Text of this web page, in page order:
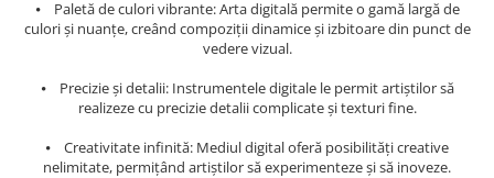
⦁ Paletă de culori vibrante: Arta digitală permite o gamă largă de
culori și nuanțe, creând compoziții dinamice și izbitoare din punct de
vedere vizual.
⦁ Precizie și detalii: Instrumentele digitale le permit artiștilor să
realizeze cu precizie detalii complicate și texturi fine.
⦁ Creativitate infinită: Mediul digital oferă posibilități creative
nelimitate, permițând artiștilor să experimenteze și să inoveze.